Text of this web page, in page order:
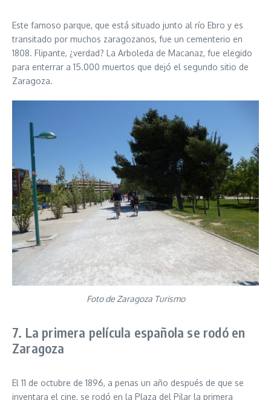
Este famoso parque, que está situado junto al río Ebro y es
transitado por muchos zaragozanos, fue un cementerio en
1808. Flipante, ¿verdad? La Arboleda de Macanaz, fue elegido
para enterrar a 15.000 muertos que dejó el segundo sitio de
Zaragoza.
Foto de Zaragoza Turismo
7. La primera película española se rodó en
Zaragoza
El 11 de octubre de 1896, a penas un año después de que se
inventara el cine, se rodó en la Plaza del Pilar la primera